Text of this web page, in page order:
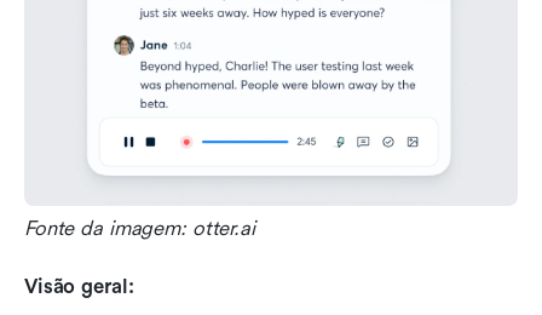
Fonte da imagem: otter.ai
Visão geral: